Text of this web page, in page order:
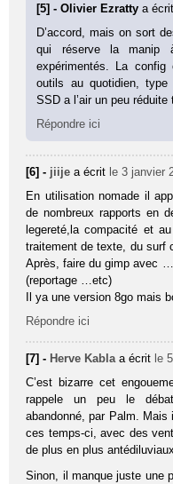
[5] - Olivier Ezrattya écrit
D’accord, mais on sort
qui réserve la manip
expérimentés. La
outils au quotidien,
SSD a l’air un peu
Répondre ici
[6] - jiije a écrit le 3 janvier
En utilisation nomade il
de nombreux rapports en
legereté,la compacité et
traitement de texte, du surf
Après, faire du gimp avec
(reportage …etc)
Il ya une version 8go mais
Répondre ici
[7] - Herve Kabla a écrit le
C’est bizarre cet
rappele un peu le
abandonné, par Palm. Mais
ces temps-ci, avec des
de plus en plus antédiluviaux.
Sinon, il manque juste une